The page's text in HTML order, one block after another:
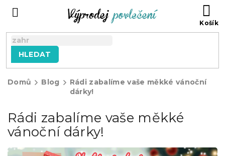
HLEDAT
Domů Blog
Rádi zabalíme vaše měkké vánoční
dárky!
Rádi zabalíme vaše měkké
vánoční dárky!